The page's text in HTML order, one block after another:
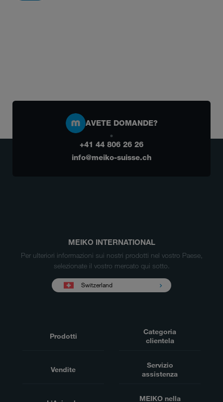
AVETE DOMANDE?
+41 44 806 26 26
info@meiko-suisse.ch
MEIKO INTERNATIONAL
Per ulteriori informazioni sui nostri prodotti nel vostro Paese,
selezionate il vostro mercato qui sotto.
Switzerland
Prodotti
Categoria
clientela
Vendite
Servizio
assistenza
MEIKO nella